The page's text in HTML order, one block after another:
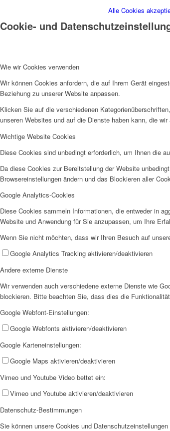
Unsere
Alle Cookies
Cookie- und
Wie wir Cookies verwenden
Wir können Cookies anfordern, die auf Ihrem Gerät
Beziehung zu unserer Website anpassen.
Klicken Sie auf die verschiedenen
unseren Websites und auf die Dienste haben kann, die wir
Wichtige Website Cookies
Diese Cookies sind unbedingt erforderlich, um Ihnen die
Da diese Cookies zur Bereitstellung der Website
Browsereinstellungen ändern und das Blockieren aller
Google Analytics-Cookies
Diese Cookies sammeln Informationen, die entweder in
Website und Anwendung für Sie anzupassen, um Ihre
Wenn Sie nicht möchten, dass wir Ihren Besuch auf
Google Analytics Tracking aktivieren/deaktivieren
Andere externe Dienste
Wir verwenden auch verschiedene externe Dienste wie
blockieren. Bitte beachten Sie, dass dies die
Google Webfont-Einstellungen:
Google Webfonts aktivieren/deaktivieren
Google Karteneinstellungen:
Google Maps aktivieren/deaktivieren
Vimeo und Youtube Video bettet ein:
Vimeo und Youtube aktivieren/deaktivieren
Datenschutz-Bestimmungen
Sie können unsere Cookies und